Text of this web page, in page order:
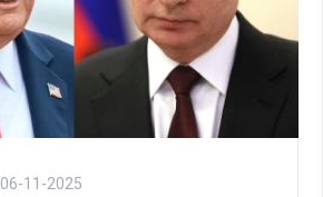
06-11-2025